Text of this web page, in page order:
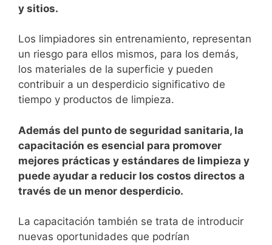
y sitios.
Los limpiadores sin entrenamiento, representan
un riesgo para ellos mismos, para los demás,
los materiales de la superficie y pueden
contribuir a un desperdicio significativo de
tiempo y productos de limpieza.
Además del punto de seguridad sanitaria, la
capacitación es esencial para promover
mejores prácticas y estándares de limpieza y
puede ayudar a reducir los costos directos a
través de un menor desperdicio.
La capacitación también se trata de introducir
nuevas oportunidades que podrían